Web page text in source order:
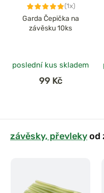
(1x)
Garda Čepička na
závěsku 10ks
poslední kus skladem
99 Kč
závěsky, převlekyod